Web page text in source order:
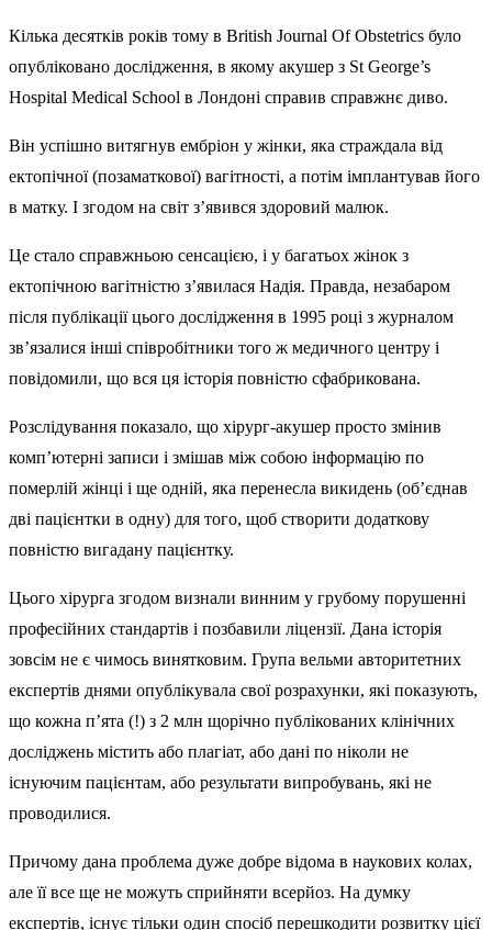
Кілька десятків років тому в British Journal Of Obstetrics було
опубліковано дослідження, в якому акушер з St George’s
Hospital Medical School в Лондоні справив справжнє диво.
Він успішно витягнув ембріон у жінки, яка страждала від
ектопічної (позаматкової) вагітності, а потім імплантував його
в матку. І згодом на світ з’явився здоровий малюк.
Це стало справжньою сенсацією, і у багатьох жінок з
ектопічною вагітністю з’явилася Надія. Правда, незабаром
після публікації цього дослідження в 1995 році з журналом
зв’язалися інші співробітники того ж медичного центру і
повідомили, що вся ця історія повністю сфабрикована.
Розслідування показало, що хірург-акушер просто змінив
комп’ютерні записи і змішав між собою інформацію по
померлій жінці і ще одній, яка перенесла викидень (об’єднав
дві пацієнтки в одну) для того, щоб створити додаткову
повністю вигадану пацієнтку.
Цього хірурга згодом визнали винним у грубому порушенні
професійних стандартів і позбавили ліцензії. Дана історія
зовсім не є чимось винятковим. Група вельми авторитетних
експертів днями опублікувала свої розрахунки, які показують,
що кожна п’ята (!) з 2 млн щорічно публікованих клінічних
досліджень містить або плагіат, або дані по ніколи не
існуючим пацієнтам, або результати випробувань, які не
проводилися.
Причому дана проблема дуже добре відома в наукових колах,
але її все ще не можуть сприйняти всерйоз. На думку
експертів, існує тільки один спосіб перешкодити розвитку цієї